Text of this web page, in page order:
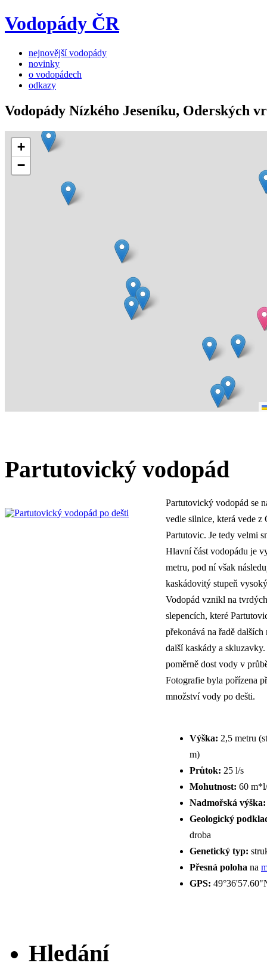
Vodopády ČR
nejnovější vodopády
novinky
o vodopádech
odkazy
Vodopády Nízkého Jeseníku, Oderských
+
−
Partutovický vodopád
Partutovický vodopád se
vedle silnice, která vede z
Partutovic. Je tedy velmi
Hlavní část vodopádu je
metru, pod ní však
kaskádovitý stupeň
Vodopád vznikl na
slepencích, které
překonává na řadě
další kaskády a
poměrně dost vody v
Fotografie byla pořízena
množství vody po dešti.
Výška: 2,5 metru
m)
Průtok: 25 l/s
Mohutnost: 60
Nadmořská výška:
Geologický
droba
Genetický typ:
Přesná poloha na
GPS:
Hledání